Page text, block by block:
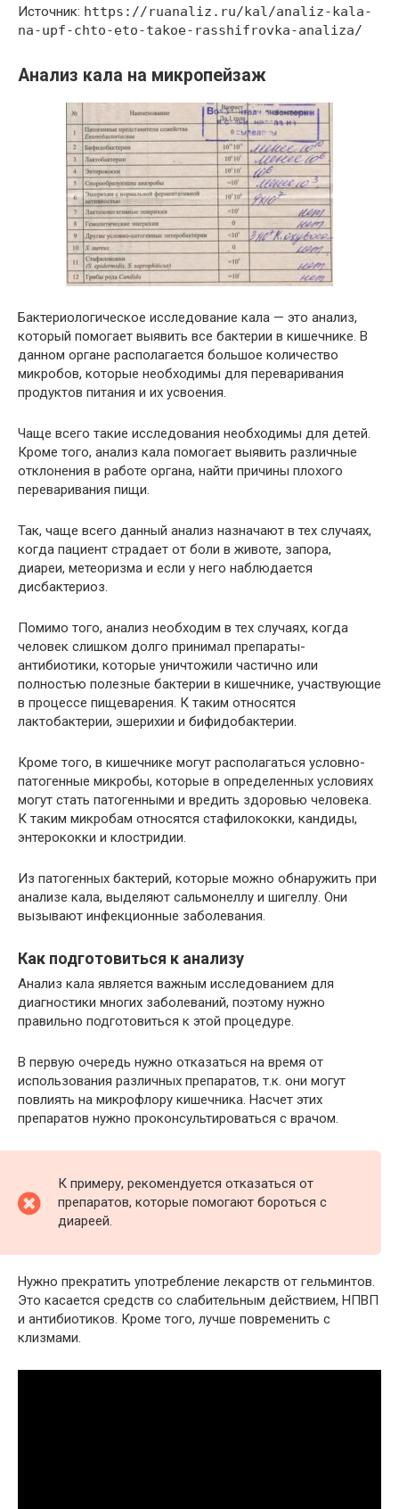
Источник: https://ruanaliz.ru/kal/analiz-kala-
na-upf-chto-eto-takoe-rasshifrovka-analiza/
Анализ кала на микропейзаж
Бактериологическое исследование кала — это анализ,
который помогает выявить все бактерии в кишечнике. В
данном органе располагается большое количество
микробов, которые необходимы для переваривания
продуктов питания и их усвоения.
Чаще всего такие исследования необходимы для детей.
Кроме того, анализ кала помогает выявить различные
отклонения в работе органа, найти причины плохого
переваривания пищи.
Так, чаще всего данный анализ назначают в тех случаях,
когда пациент страдает от боли в животе, запора,
диареи, метеоризма и если у него наблюдается
дисбактериоз.
Помимо того, анализ необходим в тех случаях, когда
человек слишком долго принимал препараты-
антибиотики, которые уничтожили частично или
полностью полезные бактерии в кишечнике, участвующие
в процессе пищеварения. К таким относятся
лактобактерии, эшерихии и бифидобактерии.
Кроме того, в кишечнике могут располагаться условно-
патогенные микробы, которые в определенных условиях
могут стать патогенными и вредить здоровью человека.
К таким микробам относятся стафилококки, кандиды,
энтерококки и клостридии.
Из патогенных бактерий, которые можно обнаружить при
анализе кала, выделяют сальмонеллу и шигеллу. Они
вызывают инфекционные заболевания.
Как подготовиться к анализу
Анализ кала является важным исследованием для
диагностики многих заболеваний, поэтому нужно
правильно подготовиться к этой процедуре.
В первую очередь нужно отказаться на время от
использования различных препаратов, т.к. они могут
повлиять на микрофлору кишечника. Насчет этих
препаратов нужно проконсультироваться с врачом.
К примеру, рекомендуется отказаться от
препаратов, которые помогают бороться с
диареей.
Нужно прекратить употребление лекарств от гельминтов.
Это касается средств со слабительным действием, НПВП
и антибиотиков. Кроме того, лучше повременить с
клизмами.